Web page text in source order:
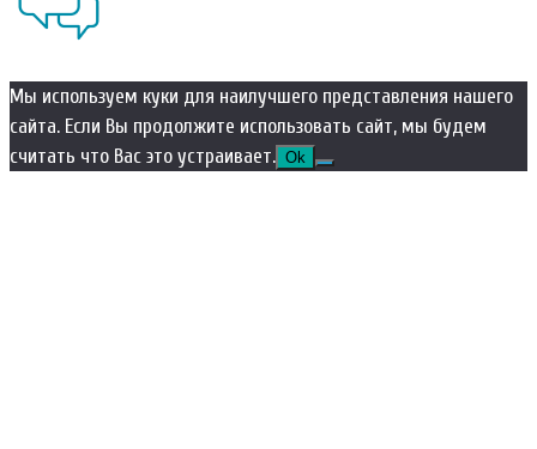
Мы используем куки для наилучшего представления нашего
сайта. Если Вы продолжите использовать сайт, мы будем
считать что Вас это устраивает. Ok